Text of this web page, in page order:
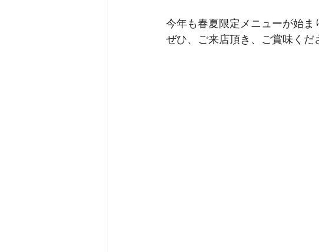
今年も春夏限定メニューが始ま
ぜひ、ご来店頂き、ご賞味くだ